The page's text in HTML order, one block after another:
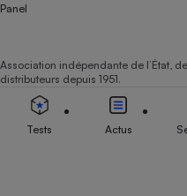
Panel
Association indépendante de l’État,
distributeurs depuis 1951.
Tests Actus